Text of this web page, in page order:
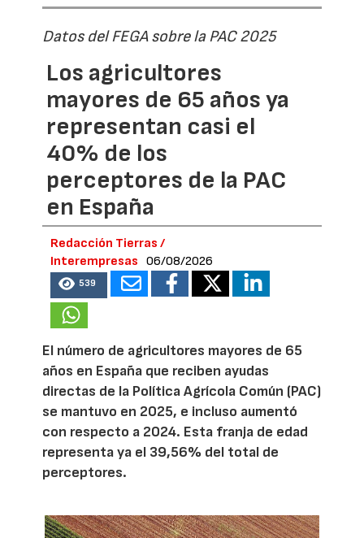
Datos del FEGA sobre la PAC 2025
Los agricultores
mayores de 65 años ya
representan casi el
40% de los
perceptores de la PAC
en España
Redacción Tierras /
Interempresas
06/08/2026
539
El número de agricultores mayores de 65
años en España que reciben ayudas
directas de la Política Agrícola Común (PAC)
se mantuvo en 2025, e incluso aumentó
con respecto a 2024. Esta franja de edad
representa ya el 39,56% del total de
perceptores.